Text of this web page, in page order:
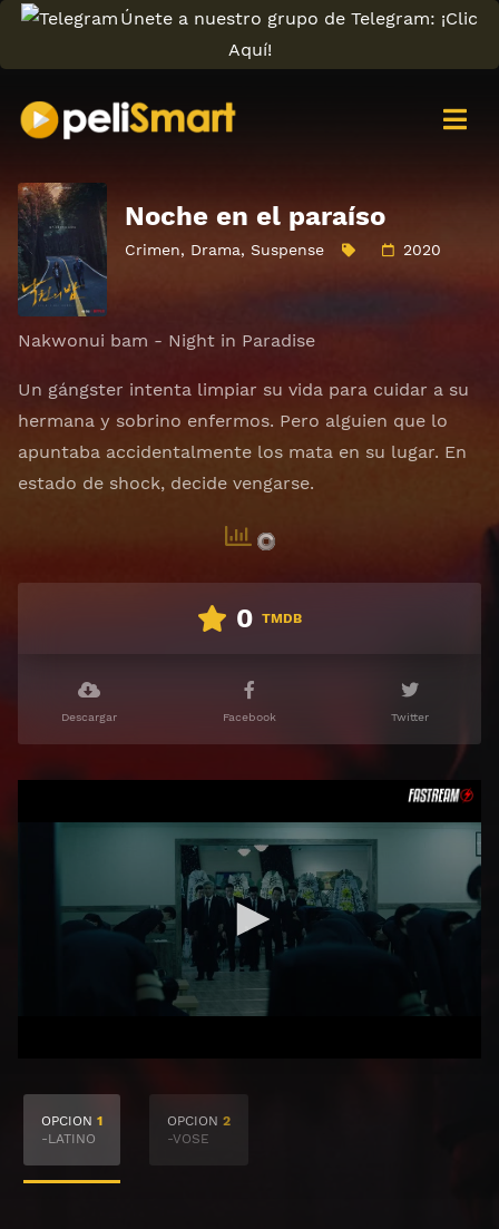
Únete a nuestro grupo de Telegram: ¡Clic
Aquí!
Noche en el paraíso
Crimen, Drama, Suspense 2020
Nakwonui bam - Night in Paradise
Un gángster intenta limpiar su vida para cuidar a su
hermana y sobrino enfermos. Pero alguien que lo
apuntaba accidentalmente los mata en su lugar. En
estado de shock, decide vengarse.
0 TMDB
Descargar Facebook Twitter
Haz clic 3 veces en el botón para desbloquear el
OPCION 1
-LATINO
OPCION 2
-VOSE